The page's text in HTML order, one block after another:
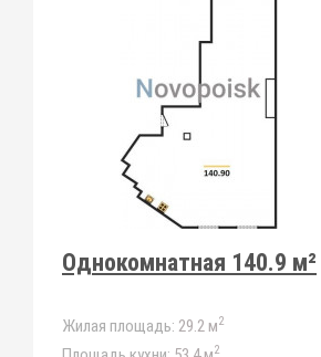
Однокомнатная 140.9 м²
Жилая площадь: 29.2 м2
2